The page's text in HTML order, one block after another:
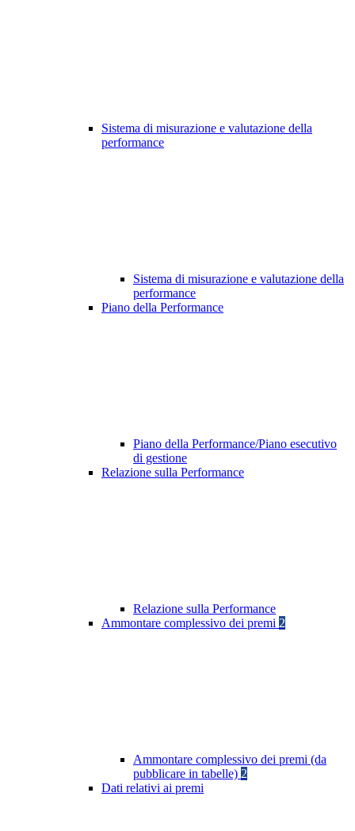
Sistema di misurazione e valutazione della
performance
Sistema di misurazione e valutazione della
performance
Piano della Performance
Piano della Performance/Piano esecutivo
di gestione
Relazione sulla Performance
Relazione sulla Performance
Ammontare complessivo dei premi 2
Ammontare complessivo dei premi (da
pubblicare in tabelle) 2
Dati relativi ai premi